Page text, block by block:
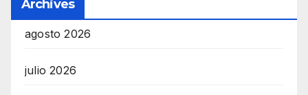
Archives
agosto 2026
julio 2026